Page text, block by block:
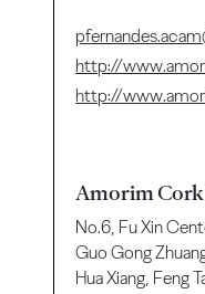
http://
http://
Amorim
No.6, Fu Xin
Guo Gong
Hua Xiang, Feng